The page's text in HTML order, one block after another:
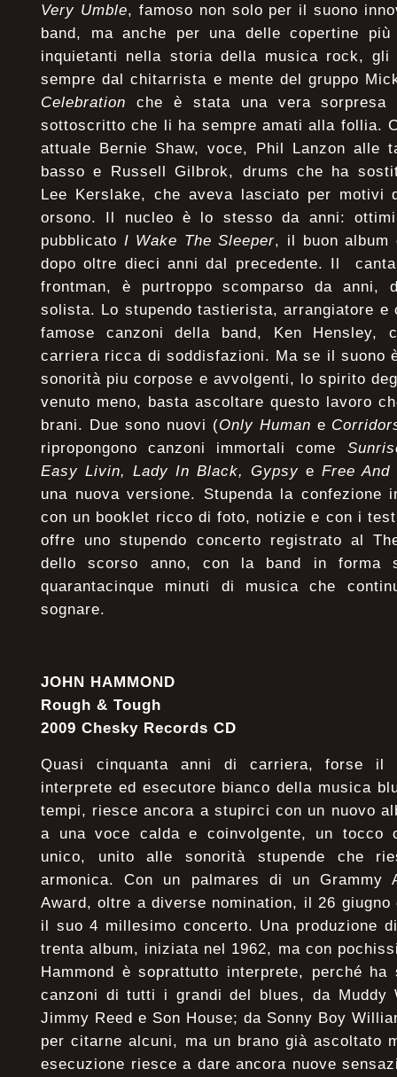
Very Umble, famoso non solo per il suono
band, ma anche per una delle copertine più
inquietanti nella storia della musica rock, gli
sempre dal chitarrista e mente del gruppo
Celebration che è stata una vera sorpresa
sottoscritto che li ha sempre amati alla follia.
attuale Bernie Shaw, voce, Phil Lanzon alle
basso e Russell Gilbrok, drums che ha
Lee Kerslake, che aveva lasciato per motivi
orsono. Il nucleo è lo stesso da anni:
pubblicato I Wake The Sleeper, il buon album
dopo oltre dieci anni dal precedente. Il
frontman, è purtroppo scomparso da anni,
solista. Lo stupendo tastierista, arrangiatore e
famose canzoni della band, Ken Hensley,
carriera ricca di soddisfazioni. Ma se il suono
sonorità piu corpose e avvolgenti, lo spirito
venuto meno, basta ascoltare questo lavoro
brani. Due sono nuovi (Only Human e
ripropongono canzoni immortali come
Easy Livin, Lady In Black, Gypsy e Free And
una nuova versione. Stupenda la confezione
con un booklet ricco di foto, notizie e con i
offre uno stupendo concerto registrato al
dello scorso anno, con la band in forma
quarantacinque minuti di musica che
sognare.
JOHN HAMMOND
Rough & Tough
2009 Chesky Records CD
Quasi cinquanta anni di carriera, forse il
interprete ed esecutore bianco della musica
tempi, riesce ancora a stupirci con un nuovo
a una voce calda e coinvolgente, un tocco
unico, unito alle sonorità stupende che
armonica. Con un palmares di un Grammy
Award, oltre a diverse nomination, il 26 giugno
il suo 4 millesimo concerto. Una produzione
trenta album, iniziata nel 1962, ma con
Hammond è soprattutto interprete, perché
canzoni di tutti i grandi del blues, da Muddy
Jimmy Reed e Son House; da Sonny Boy
per citarne alcuni, ma un brano già ascoltato
esecuzione riesce a dare ancora nuove